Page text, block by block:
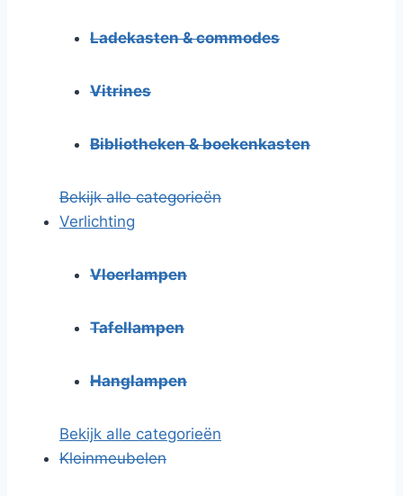
Ladekasten & commodes
Vitrines
Bibliotheken & boekenkasten
Bekijk alle categorieën
Verlichting
Vloerlampen
Tafellampen
Hanglampen
Bekijk alle categorieën
Kleinmeubelen